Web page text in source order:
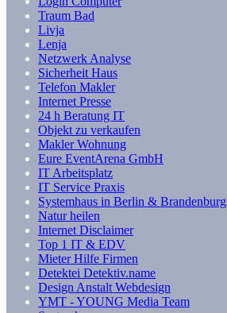
Traum Bad
Livja
Lenja
Netzwerk Analyse
Sicherheit Haus
Telefon Makler
Internet Presse
24 h Beratung IT
Objekt zu verkaufen
Makler Wohnung
Eure EventArena GmbH
IT Arbeitsplatz
IT Service Praxis
Systemhaus in Berlin & Brandenburg
Natur heilen
Internet Disclaimer
Top 1 IT & EDV
Mieter Hilfe Firmen
Detektei Detektiv.name
Design Anstalt Webdesign
YMT - YOUNG Media Team